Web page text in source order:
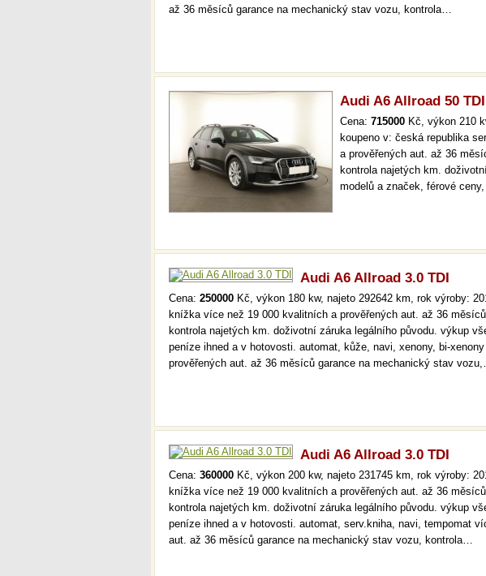
až 36 měsíců garance na mechanický stav vozu, kontrola…
Audi A6 Allroad 50 TDI
Cena: 715000 Kč, výkon 210
koupeno v: česká republika
a prověřených aut. až 36
kontrola najetých km.
modelů a značek, férové
mechanický stav vozu,
Audi A6 Allroad 3.0 TDI
Cena: 250000 Kč, výkon 180 kw, najeto 292642 km, rok výroby:
knížka více než 19 000 kvalitních a prověřených aut. až 36
kontrola najetých km. doživotní záruka legálního původu. výkup
peníze ihned a v hotovosti. automat, kůže, navi, xenony, bi-
prověřených aut. až 36 měsíců garance na mechanický stav
Audi A6 Allroad 3.0 TDI
Cena: 360000 Kč, výkon 200 kw, najeto 231745 km, rok výroby:
knížka více než 19 000 kvalitních a prověřených aut. až 36
kontrola najetých km. doživotní záruka legálního původu. výkup
peníze ihned a v hotovosti. automat, serv.kniha, navi, tempomat
aut. až 36 měsíců garance na mechanický stav vozu, kontrola…